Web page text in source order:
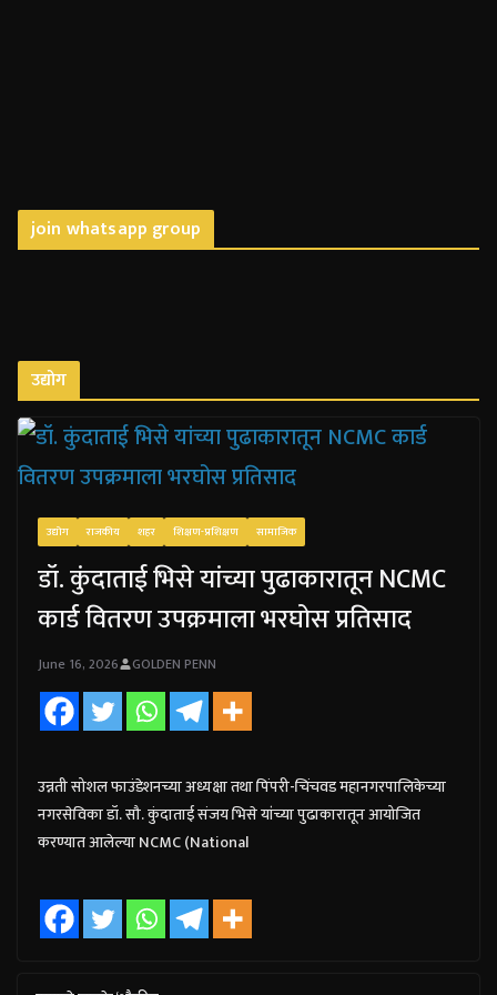
join whatsapp group
उद्योग
उद्योग राजकीय शहर शिक्षण-प्रशिक्षण सामाजिक
डॉ. कुंदाताई भिसे यांच्या पुढाकारातून NCMC
कार्ड वितरण उपक्रमाला भरघोस प्रतिसाद
June 16, 2026 GOLDEN PENN
उन्नती सोशल फाउंडेशनच्या अध्यक्षा तथा पिंपरी-चिंचवड महानगरपालिकेच्या
नगरसेविका डॉ. सौ. कुंदाताई संजय भिसे यांच्या पुढाकारातून आयोजित
करण्यात आलेल्या NCMC (National